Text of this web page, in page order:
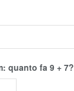
quanto fa 9 + 7?